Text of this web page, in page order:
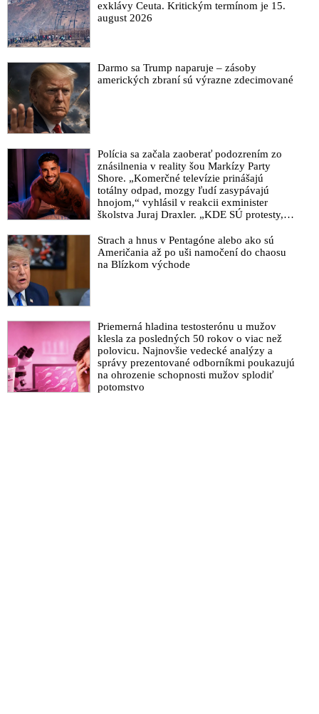
očkovania všetkých Slovákov
Matovičov epidemiologický poradca Jarčuška odmieta ruské
vakcíny na koronavírus
Sociopat „Dr.“ Matovič: Bolo by skvelé, keby sme sa dali
všetci zaočkovať
Gatesova nadácia investovala ďalších 70 miliónov dolárov na
distribúciu vakcín proti Covid-19 do krajín 3. sveta
reštartom, komplotom na zotročenie ľudstva
VIDEO: Rúška budete mať nasadené dokedy nepríde vakcína,
odkázal Slovákom Matovič
VIDEO: Povinné očkovanie - nasledujúca zastávka NWO
proti Covidu-19
Ilona Csáková sa nedá testovať, ani očkovať proti Covidu.
Nepôjdem podľa scenára Billa Gatesa a WHO, hovorí
AstraZeneca pozastavila testovanie koronavírusovej vakcíny
VIDEO: Údaje o vyléčených jsou chybné, čísla nehrají.
Vakcína nemusí být bezpečná, říká viroložka Hana Zelená
VIDEO: Robert F. Kennedy, Jr. o korupcii farmaceutických
firiem, vakcínach a 5G na tlačovej konferencii v Berlíne
exklávy Ceuta. Kritickým termínom je 15.
august 2026
Darmo sa Trump naparuje – zásoby
amerických zbraní sú výrazne zdecimované
Polícia sa začala zaoberať podozrením zo
znásilnenia v reality šou Markízy Party
Shore. „Komerčné televízie prinášajú
totálny odpad, mozgy ľudí zasypávajú
hnojom,“ vyhlásil v reakcii exminister
školstva Juraj Draxler. „KDE SÚ protesty,
pracovníkov?“ spýtal sa
Strach a hnus v Pentagóne alebo ako sú
Američania až po uši namočení do chaosu
na Blízkom východe
Priemerná hladina testosterónu u mužov
klesla za posledných 50 rokov o viac než
polovicu. Najnovšie vedecké analýzy a
správy prezentované odborníkmi poukazujú
na ohrozenie schopnosti mužov splodiť
potomstvo